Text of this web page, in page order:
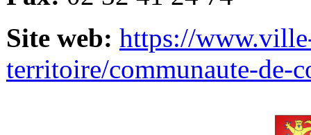
Site web: https://
territoire/communaute-de-